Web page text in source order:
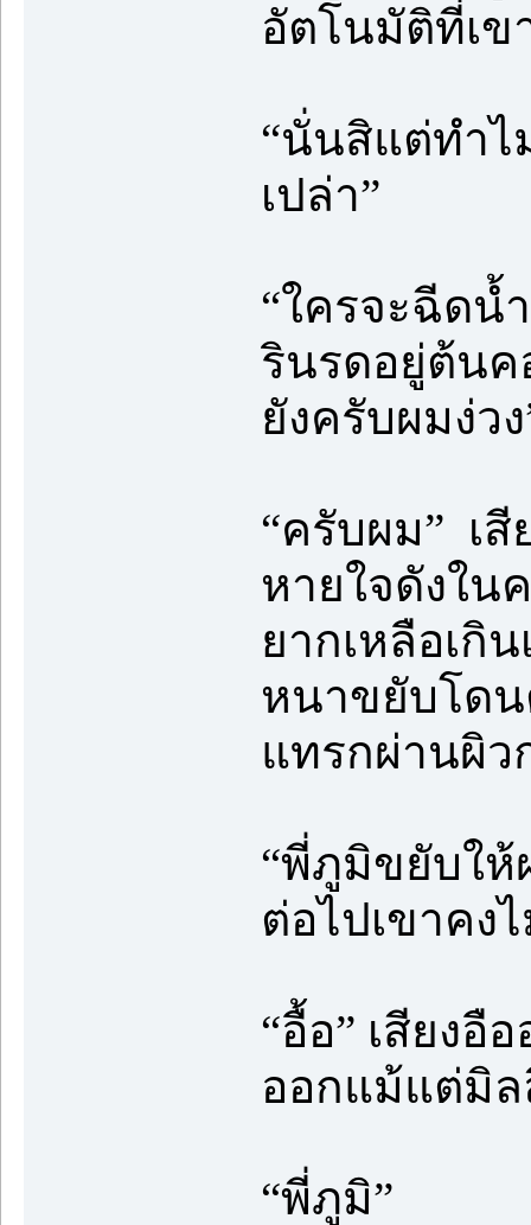
อัตโนมัติที่เข
“นั่นสิแต่ทำ
เปล่า”
“ใครจะฉีดน้
รินรดอยู่ต้นค
ยังครับผมง่วง
“ครับผม” เสี
หายใจดังใ
ยากเหลือเกิ
หนาขยับโดน
แทรกผ่านผิว
“พี่ภูมิขยับใ
ต่อไปเขาคง
“อื้อ” เสียงอื
ออกแม้แต่มิล
“พี่ภูมิ”